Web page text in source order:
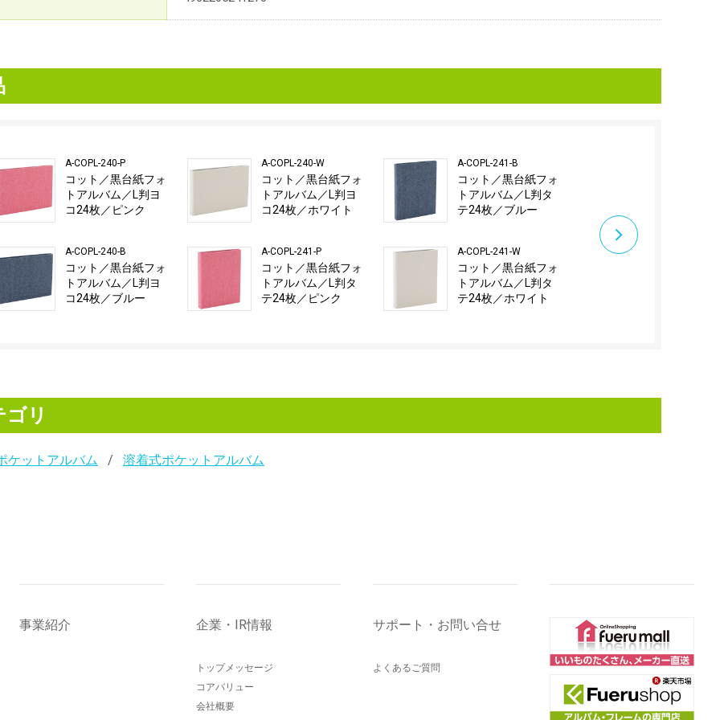
A-COPL-240-P
コット／黒台紙フォ
トアルバム／L判ヨ
コ24枚／ピンク
A-COPL-240-B
コット／黒台紙フォ
トアルバム／L判ヨ
コ24枚／ブルー
A-COPL-240-W
コット／黒台紙フォ
トアルバム／L判ヨ
コ24枚／ホワイト
A-COPL-241-P
コット／黒台紙フォ
トアルバム／L判タ
テ24枚／ピンク
A-COPL-241-B
コット／黒台紙フォ
トアルバム／L判タ
テ24枚／ブルー
A-COPL-241-W
コット／黒台紙フォ
トアルバム／L判タ
テ24枚／ホワイト
リ
ケットアルバム 溶着式ポケットアルバム
事業紹介 企業・IR情報
トップメッセージ
コアバリュー
会社概要
サポート・お問い合せ
よくあるご質問